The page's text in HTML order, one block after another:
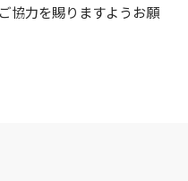
協力を賜りますようお願